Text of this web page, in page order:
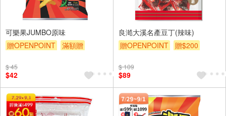
可樂果JUMBO原味
贈OPENPOINT
滿額贈
$ 45
$42
良澔大溪名產豆丁(辣味)
贈OPENPOINT
贈$200
$ 109
$89